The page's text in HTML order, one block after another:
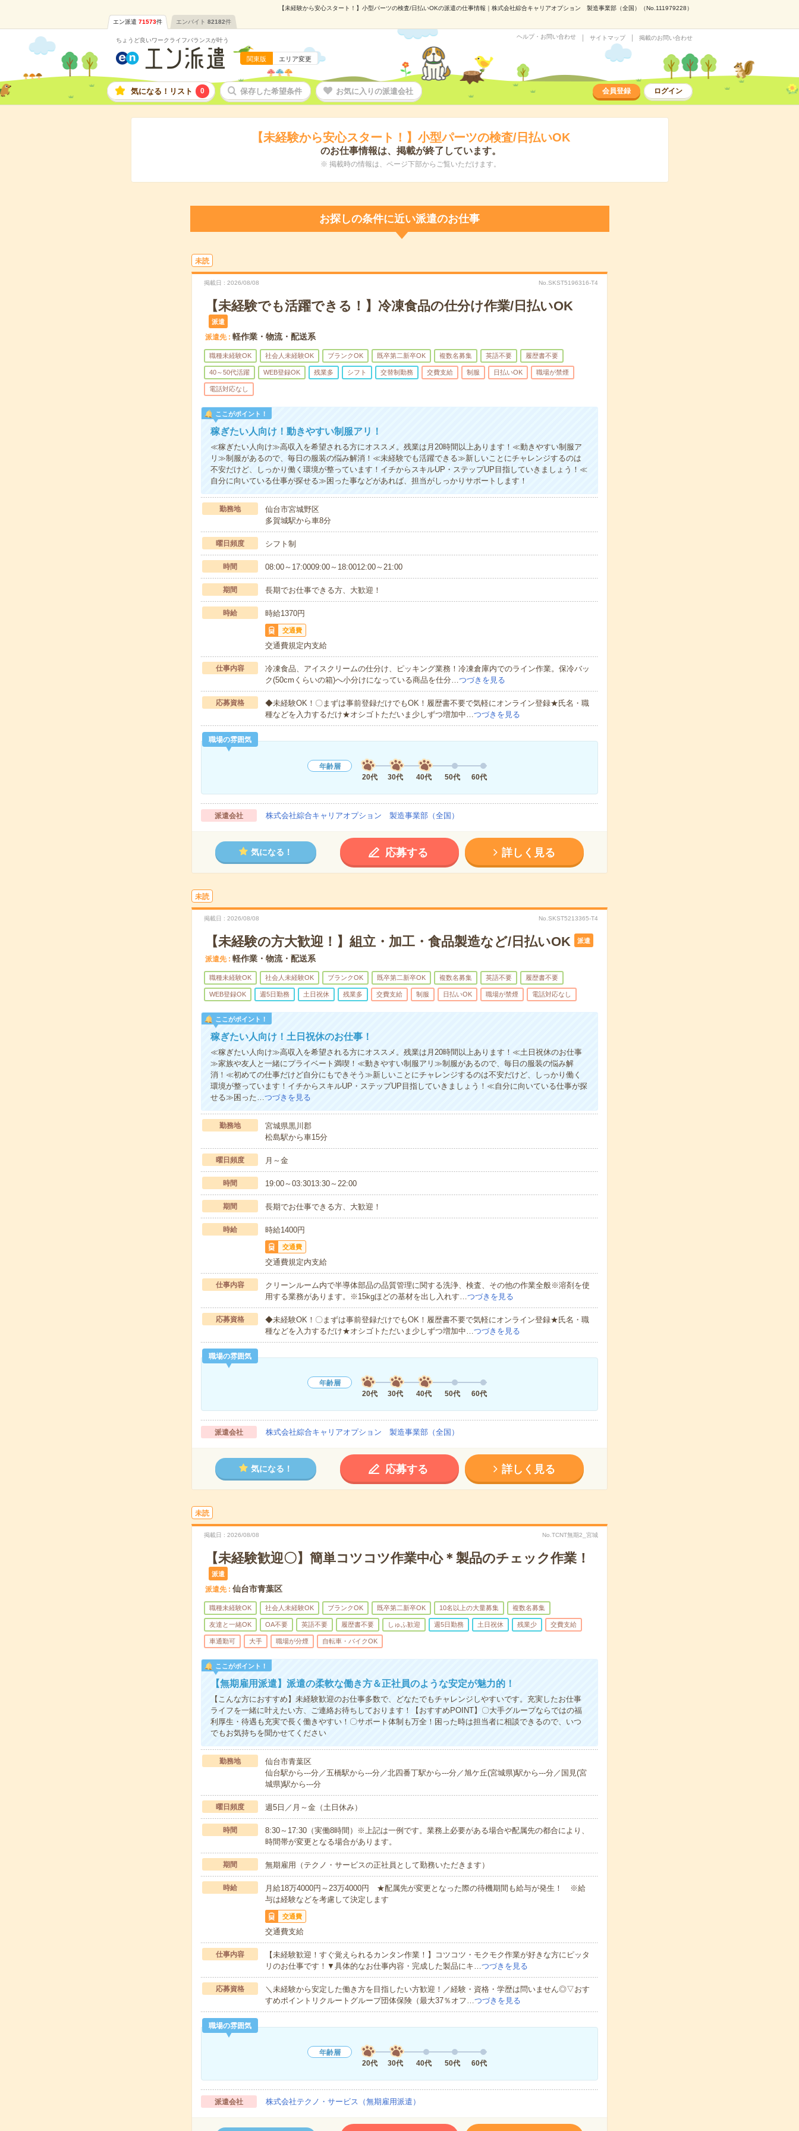
【未経験から安心スタート！】小型パーツの検査/日払いOKの派遣の仕事情報｜株式会社綜合キャリアオプション 製造事業部（全国）（No.111979228）
エン派遣 71573件 エンバイト 82182件
ちょうど良いワークライフバランスが叶う
関東版 エリア変更
ヘルプ・お問い合わせ サイトマップ 掲載のお問い合わせ
気になる！リスト 0 保存した希望条件 お気に入りの派遣会社 会員登録 ログイン
【未経験から安心スタート！】小型パーツの検査/日払いOK
のお仕事情報は、掲載が終了しています。
※ 掲載時の情報は、ページ下部からご覧いただけます。
お探しの条件に近い派遣のお仕事
未読
掲載日 2026/08/08 No.SKST5196316-T4
【未経験でも活躍できる！】冷凍食品の仕分け作業/日払いOK
派遣
派遣先 軽作業・物流・配送系
職種未経験OK 社会人未経験OK ブランクOK 既卒第二新卒OK 複数名募集 英語不要 履歴書不要
40～50代活躍 WEB登録OK 残業多 シフト 交替制勤務 交費支給 制服 日払いOK 職場が禁煙
電話対応なし
ここがポイント！
稼ぎたい人向け！動きやすい制服アリ！
≪稼ぎたい人向け≫高収入を希望される方にオススメ。残業は月20時間以上あります！≪動きやすい制服ア
リ≫制服があるので、毎日の服装の悩み解消！≪未経験でも活躍できる≫新しいことにチャレンジするのは
不安だけど、しっかり働く環境が整っています！イチからスキルUP・ステップUP目指していきましょう！≪
自分に向いている仕事が探せる≫困った事などがあれば、担当がしっかりサポートします！
勤務地
仙台市宮城野区
多賀城駅から車8分
曜日頻度 シフト制
時間 08:00～17:0009:00～18:0012:00～21:00
期間 長期でお仕事できる方、大歓迎！
時給 時給1370円
交通費
交通費規定内支給
仕事内容
冷凍食品、アイスクリームの仕分け、ピッキング業務！冷凍倉庫内でのライン作業。保冷バッ
ク(50cmくらいの箱)へ小分けになっている商品を仕分…つづきを見る
応募資格
◆未経験OK！〇まずは事前登録だけでもOK！履歴書不要で気軽にオンライン登録★氏名・職
種などを入力するだけ★オシゴトただいま少しずつ増加中…つづきを見る
職場の雰囲気
年齢層
20代
30代 40代 50代 60代
派遣会社 株式会社綜合キャリアオプション 製造事業部（全国）
気になる！ 応募する 詳しく見る
未読
掲載日 2026/08/08 No.SKST5213365-T4
【未経験の方大歓迎！】組立・加工・食品製造など/日払いOK 派遣
派遣先 軽作業・物流・配送系
職種未経験OK 社会人未経験OK ブランクOK 既卒第二新卒OK 複数名募集 英語不要 履歴書不要
WEB登録OK 週5日勤務 土日祝休 残業多 交費支給 制服 日払いOK 職場が禁煙 電話対応なし
ここがポイント！
稼ぎたい人向け！土日祝休のお仕事！
≪稼ぎたい人向け≫高収入を希望される方にオススメ。残業は月20時間以上あります！≪土日祝休のお仕事
≫家族や友人と一緒にプライベート満喫！≪動きやすい制服アリ≫制服があるので、毎日の服装の悩み解
消！≪初めての仕事だけど自分にもできそう≫新しいことにチャレンジするのは不安だけど、しっかり働く
環境が整っています！イチからスキルUP・ステップUP目指していきましょう！≪自分に向いている仕事が探
せる≫困った…つづきを見る
勤務地
宮城県黒川郡
松島駅から車15分
曜日頻度 月～金
時間 19:00～03:3013:30～22:00
期間 長期でお仕事できる方、大歓迎！
時給 時給1400円
交通費
交通費規定内支給
仕事内容
クリーンルーム内で半導体部品の品質管理に関する洗浄、検査、その他の作業全般※溶剤を使
用する業務があります。※15kgほどの基材を出し入れす…つづきを見る
応募資格
◆未経験OK！〇まずは事前登録だけでもOK！履歴書不要で気軽にオンライン登録★氏名・職
種などを入力するだけ★オシゴトただいま少しずつ増加中…つづきを見る
職場の雰囲気
年齢層
20代
30代 40代 50代 60代
派遣会社 株式会社綜合キャリアオプション 製造事業部（全国）
気になる！ 応募する 詳しく見る
未読
掲載日 2026/08/08 No.TCNT無期2_宮城
【未経験歓迎〇】簡単コツコツ作業中心＊製品のチェック作業！
派遣
派遣先 仙台市青葉区
職種未経験OK 社会人未経験OK ブランクOK 既卒第二新卒OK 10名以上の大量募集 複数名募集
友達と一緒OK OA不要 英語不要 履歴書不要 しゅふ歓迎 週5日勤務 土日祝休 残業少 交費支給
車通勤可 大手 職場が分煙 自転車・バイクOK
ここがポイント！
【無期雇用派遣】派遣の柔軟な働き方＆正社員のような安定が魅力的！
【こんな方におすすめ】未経験歓迎のお仕事多数で、どなたでもチャレンジしやすいです。充実したお仕事
ライフを一緒に叶えたい方、ご連絡お待ちしております！【おすすめPOINT】〇大手グループならではの福
利厚生・待遇も充実で長く働きやすい！〇サポート体制も万全！困った時は担当者に相談できるので、いつ
でもお気持ちを聞かせてください
勤務地
仙台市青葉区
仙台駅から---分／五橋駅から---分／北四番丁駅から---分／旭ケ丘(宮城県)駅から---分／国見(宮
城県)駅から---分
曜日頻度 週5日／月～金（土日休み）
時間
8:30～17:30（実働8時間）※上記は一例です。業務上必要がある場合や配属先の都合により、
時間帯が変更となる場合があります。
期間 無期雇用（テクノ・サービスの正社員として勤務いただきます）
時給
月給18万4000円～23万4000円 ★配属先が変更となった際の待機期間も給与が発生！ ※給
与は経験などを考慮して決定します
交通費
交通費支給
仕事内容
【未経験歓迎！すぐ覚えられるカンタン作業！】コツコツ・モクモク作業が好きな方にピッタ
リのお仕事です！▼具体的なお仕事内容・完成した製品にキ…つづきを見る
応募資格
＼未経験から安定した働き方を目指したい方歓迎！／経験・資格・学歴は問いません◎▽おす
すめポイントリクルートグループ団体保険（最大37％オフ…つづきを見る
職場の雰囲気
年齢層
20代
30代 40代 50代 60代
派遣会社 株式会社テクノ・サービス（無期雇用派遣）